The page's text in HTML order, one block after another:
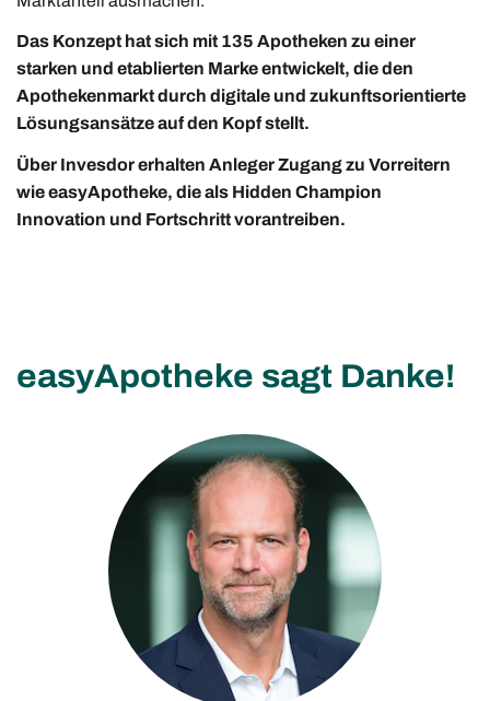
Das Konzept hat sich mit 135 Apotheken zu einer
starken und etablierten Marke entwickelt, die den
Apothekenmarkt durch digitale und zukunftsorientierte
Lösungsansätze auf den Kopf stellt.
Über Invesdor erhalten Anleger Zugang zu Vorreitern
wie easyApotheke, die als Hidden Champion
Innovation und Fortschritt vorantreiben.
easyApotheke sagt Danke!